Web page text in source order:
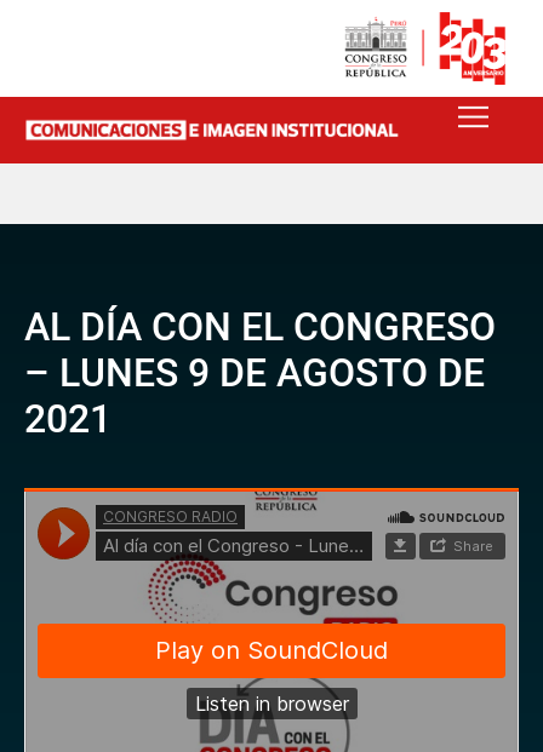
AL DÍA CON EL CONGRESO
– LUNES 9 DE AGOSTO DE
2021